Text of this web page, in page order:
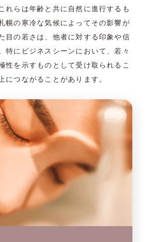
れらは年齢と共に自然に進行するも
幌の寒冷な気候によってその影響が
目の若さは、他者に対する印象や信
特にビジネスシーンにおいて、若々
性を示すものとして受け取られるこ
につながることがあります。